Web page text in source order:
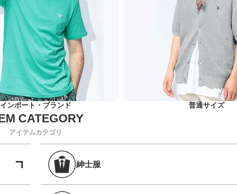
インポート・ブランド 普通サイズ
アイテムカテゴリ
紳士服